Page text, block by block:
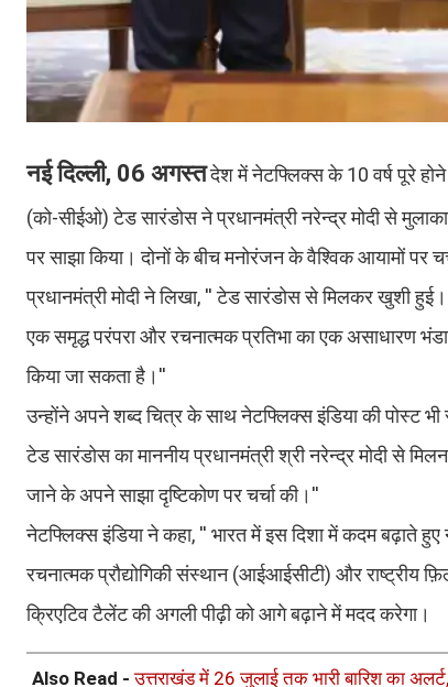
नई दिल्ली, 06 अगस्तदेश में नेटफ्लिक्स के 10 वर्ष पूरे
(को-सीईओ) टेड सारंडोस ने प्रधानमंत्री नरेन्द्र मोदी से
पर साझा किया। दोनों के बीच मनोरंजन के वैश्विक आयामों पर
प्रधानमंत्री मोदी ने लिखा, '' टेड सारंडोस से मिलकर खुशी
एक समृद्ध परंपरा और रचनात्मक प्रतिभा का एक असाधारण
किया जा सकता है।''
उन्होंने अपने शब्द चित्र के साथ नेटफ्लिक्स इंडिया की पोस्ट
टेड सारंडोस का माननीय प्रधानमंत्री श्री नरेन्द्र मोदी से
जाने के अपने साझा दृष्टिकोण पर चर्चा की।''
नेटफ्लिक्स इंडिया ने कहा, '' भारत में इस दिशा में कदम बढ़ाते
रचनात्मक प्रौद्योगिकी संस्थान (आईआईसीटी) और राष्ट्रीय
क्रिएटिव टैलेंट की अगली पीढ़ी को आगे बढ़ाने में मदद करेगा।
Also Read -उत्तराखंड में 26 जुलाई तक भारी बारिश का